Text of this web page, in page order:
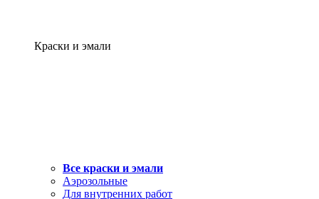
Краски и эмали
Все краски и эмали
Аэрозольные
Для внутренних работ